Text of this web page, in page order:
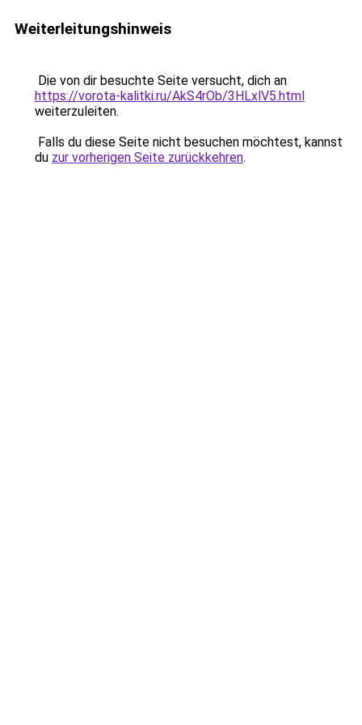
Weiterleitungshinweis
Die von dir besuchte Seite versucht, dich an
https://vorota-kalitki.ru/AkS4rOb/3HLxlV5.html
weiterzuleiten.
Falls du diese Seite nicht besuchen möchtest, kannst
du zur vorherigen Seite zurückkehren.